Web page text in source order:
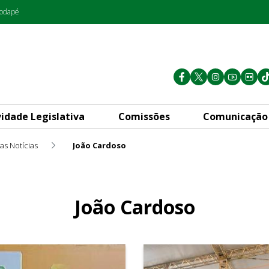
Legislativa Comissões Comunicação
Notícias João Cardoso
João Cardoso